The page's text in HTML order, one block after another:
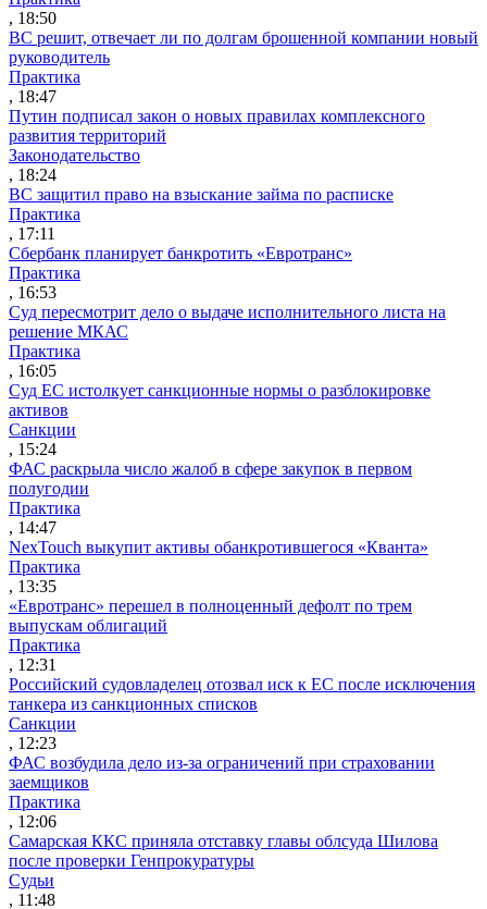
, 18:50
ВС решит, отвечает ли по долгам брошенной компании новый
руководитель
Практика
, 18:47
Путин подписал закон о новых правилах комплексного
развития территорий
Законодательство
, 18:24
ВС защитил право на взыскание займа по расписке
Практика
, 17:11
Сбербанк планирует банкротить «Евротранс»
Практика
, 16:53
Суд пересмотрит дело о выдаче исполнительного листа на
решение МКАС
Практика
, 16:05
Суд ЕС истолкует санкционные нормы о разблокировке
активов
Санкции
, 15:24
ФАС раскрыла число жалоб в сфере закупок в первом
полугодии
Практика
, 14:47
NexTouch выкупит активы обанкротившегося «Кванта»
Практика
, 13:35
«Евротранс» перешел в полноценный дефолт по трем
выпускам облигаций
Практика
, 12:31
Российский судовладелец отозвал иск к ЕС после исключения
танкера из санкционных списков
Санкции
, 12:23
ФАС возбудила дело из-за ограничений при страховании
заемщиков
Практика
, 12:06
Самарская ККС приняла отставку главы облсуда Шилова
после проверки Генпрокуратуры
Судьи
, 11:48